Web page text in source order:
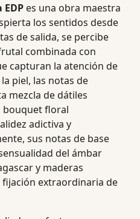
es una obra maestra
los sentidos desde
de salida, se percibe
combinada con
capturan la atención de
piel, las notas de
mezcla de dátiles
bouquet floral
adictiva y
sus notas de base
del ámbar
y maderas
extraordinaria de